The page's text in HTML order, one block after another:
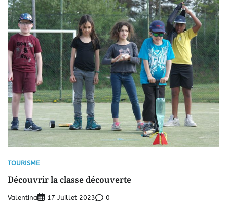
TOURISME
Découvrir la classe découverte
Valentina 17 Juillet 2023 0